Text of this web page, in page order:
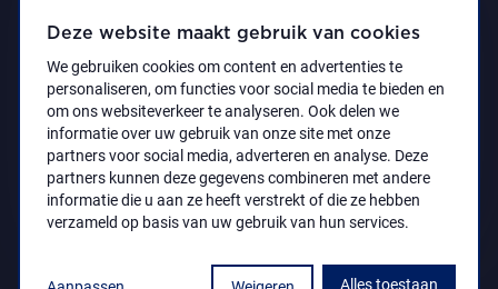
Deze website maakt gebruik van cookies
We gebruiken cookies om content en advertenties te
personaliseren, om functies voor social media te bieden en
om ons websiteverkeer te analyseren. Ook delen we
informatie over uw gebruik van onze site met onze
partners voor social media, adverteren en analyse. Deze
partners kunnen deze gegevens combineren met andere
informatie die u aan ze heeft verstrekt of die ze hebben
verzameld op basis van uw gebruik van hun services.
Alles toestaan
Privacyverklaring Toegankelijkheidsverklaring
© 2021 Koninklijk Museum voor Schone Kunsten